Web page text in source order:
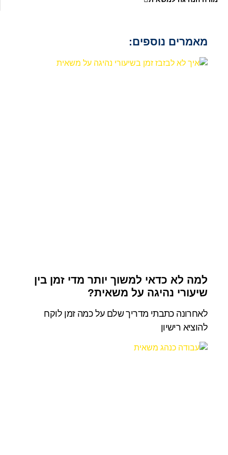
מאמרים נוספים:
למה לא כדאי למשוך יותר מדי זמן בין
שיעורי נהיגה על משאית?
לאחרונה כתבתי מדריך שלם על כמה זמן לוקח
להוציא רישיון